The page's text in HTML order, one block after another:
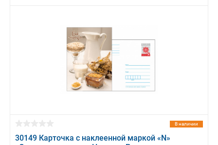
В наличии
30149 Карточка с наклеенной маркой «N»